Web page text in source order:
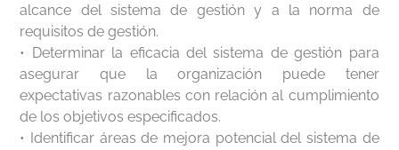
alcance del sistema de gestión y a la norma de
requisitos de gestión.
• Determinar la eficacia del sistema de gestión para
asegurar que la organización puede tener
expectativas razonables con relación al cumplimiento
de los objetivos especificados.
• Identificar áreas de mejora potencial del sistema de